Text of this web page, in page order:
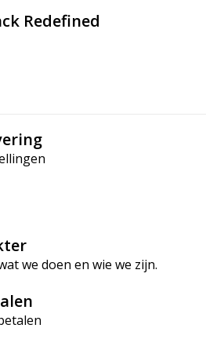
Redefined
we doen en wie we zijn.